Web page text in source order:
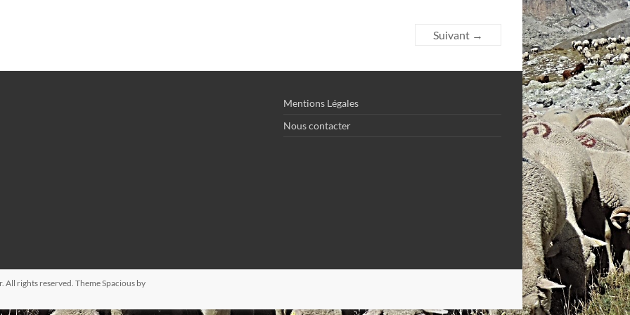
Suivant →
Mentions Légales
Nous contacter
. All rights reserved. ThemeSpacious by